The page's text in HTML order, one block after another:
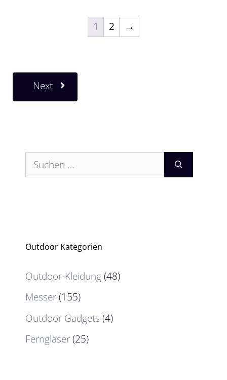
1 2 →
Next
Suchen
nach:
Outdoor Kategorien
Outdoor-Kleidung(48)
Messer(155)
Outdoor Gadgets (4)
Ferngläser(25)